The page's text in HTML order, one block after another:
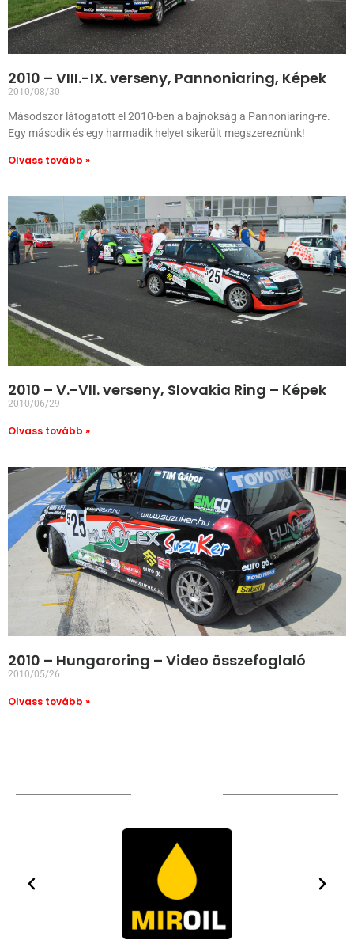
2010 – VIII.-IX. verseny, Pannoniaring, Képek
2010/08/30
Másodszor látogatott el 2010-ben a bajnokság a Pannoniaring-re.
Egy második és egy harmadik helyet sikerült megszereznünk!
Olvass tovább »
2010 – V.-VII. verseny, Slovakia Ring – Képek
2010/06/29
Olvass tovább »
2010 – Hungaroring – Video összefoglaló
2010/05/26
Olvass tovább »